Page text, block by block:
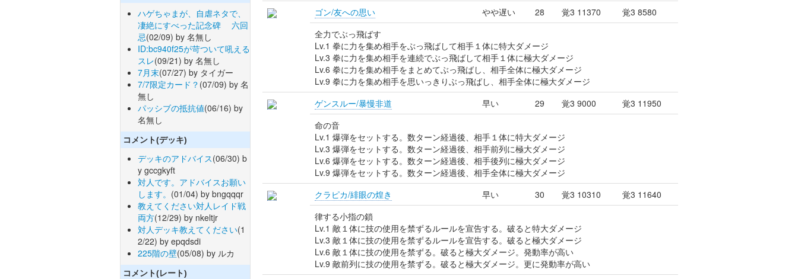
ハゲちゃまが、自虐ネタで、
凄絶にすべった記念碑 六回
忌(02/09) by 名無し
ID:bc940f25が苛ついて吼える
スレ(09/21) by 名無し
7月末(07/27) by タイガー
7/7限定カード？ (07/09) by 名
無し
パッシブの抵抗値(06/16) by
名無し
コメント(デッキ)
デッキのアドバイス(06/30) b
y gccgkyft
対人です。アドバイスお願い
します。 (01/04) by bngqqqr
教えてください対人レイド戦
両方(12/29) by nkeltjr
対人デッキ教えてください(1
2/22) by epqdsdi
225階の壁(05/08) by ルカ
コメント(レート)
ゴン/友への思い
やや遅い 28 覚3 11370
覚3 8580
全力でぶっ飛ばす
Lv.1 拳に力を集め相手をぶっ飛ばして相手１体に特大ダメージ
Lv.3 拳に力を集め相手を連続でぶっ飛ばして相手１体に極大ダメージ
Lv.6 拳に力を集め相手をまとめてぶっ飛ばし、相手全体に極大ダメージ
Lv.9 拳に力を集め相手を思いっきりぶっ飛ばし、相手全体に極大ダメージ
ゲンスルー/暴慢非道
早い 29 覚3 9000
覚3 11950
命の音
Lv.1 爆弾をセットする。数ターン経過後、相手１体に特大ダメージ
Lv.3 爆弾をセットする。数ターン経過後、相手前列に極大ダメージ
Lv.6 爆弾をセットする。数ターン経過後、相手後列に極大ダメージ
Lv.9 爆弾をセットする。数ターン経過後、相手全体に極大ダメージ
クラピカ/緋眼の煌き
早い 30 覚3 10310
覚3 11640
律する小指の鎖
Lv.1 敵１体に技の使用を禁ずるルールを宣告する。破ると特大ダメージ
Lv.3 敵１体に技の使用を禁ずるルールを宣告する。破ると極大ダメージ
Lv.6 敵１体に技の使用を禁ずる。破ると極大ダメージ。発動率が高い
Lv.9 敵前列に技の使用を禁ずる。破ると極大ダメージ。更に発動率が高い